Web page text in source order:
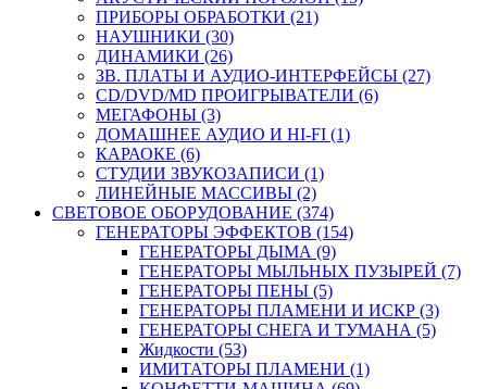
ПРИБОРЫ ОБРАБОТКИ (21)
НАУШНИКИ (30)
ДИНАМИКИ (26)
ЗВ. ПЛАТЫ И АУДИО-ИНТЕРФЕЙСЫ (27)
CD/DVD/MD ПРОИГРЫВАТЕЛИ (6)
МЕГАФОНЫ (3)
ДОМАШНЕЕ АУДИО И HI-FI (1)
КАРАОКЕ (6)
СТУДИИ ЗВУКОЗАПИСИ (1)
ЛИНЕЙНЫЕ МАССИВЫ (2)
СВЕТОВОЕ ОБОРУДОВАНИЕ (374)
ГЕНЕРАТОРЫ ЭФФЕКТОВ (154)
ГЕНЕРАТОРЫ ДЫМА (9)
ГЕНЕРАТОРЫ МЫЛЬНЫХ ПУЗЫРЕЙ (7)
ГЕНЕРАТОРЫ ПЕНЫ (5)
ГЕНЕРАТОРЫ ПЛАМЕНИ И ИСКР (3)
ГЕНЕРАТОРЫ СНЕГА И ТУМАНА (5)
Жидкости (53)
ИМИТАТОРЫ ПЛАМЕНИ (1)